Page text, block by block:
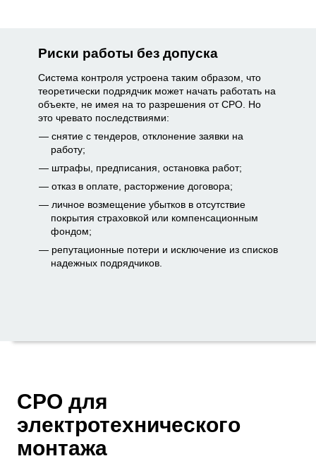
Риски работы без допуска
Система контроля устроена таким образом, что
теоретически подрядчик может начать работать на
объекте, не имея на то разрешения от СРО. Но
это чревато последствиями:
снятие с тендеров, отклонение заявки на
работу;
штрафы, предписания, остановка работ;
отказ в оплате, расторжение договора;
личное возмещение убытков в отсутствие
покрытия страховкой или компенсационным
фондом;
репутационные потери и исключение из списков
надежных подрядчиков.
СРО для
электротехнического
монтажа